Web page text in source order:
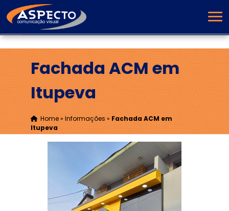
Fachada ACM em
Itupeva
Home» Informações » Fachada ACM em
Itupeva